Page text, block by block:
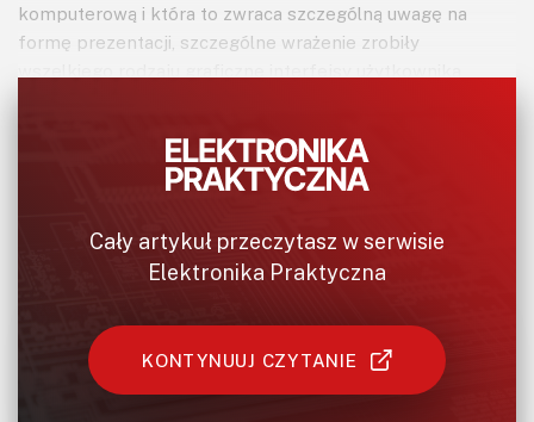
komputerową i która to zwraca szczególną uwagę na
formę prezentacji, szczególne wrażenie zrobiły
częściej stosowane wirtualne zespoły zegarów w konsoli
centralnej. Niby to nic nowego, bo zwykle nie
nas informacji, jednakże sposób ich „podania” budzi
zachwyt i daje możliwość dowolnej personalizacji. Idąc tym
ostatnich projektów, a mianowicie uniwersalny komputer
pokładowy Mee (EP 03/2015), wyposażając go w
nowoczesny, piękny interfejs użytkownika zbudowany z
Cały artykuł przeczytasz w serwisie
Elektronika Praktyczna
KONTYNUUJ CZYTANIE